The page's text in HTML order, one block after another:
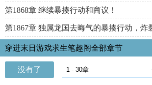
第1868章 继续暴揍行动和商议！
第1867章 独属龙国去晦气的暴揍行动，炸
穿进末日游戏求生笔趣阁全部章节
没有了